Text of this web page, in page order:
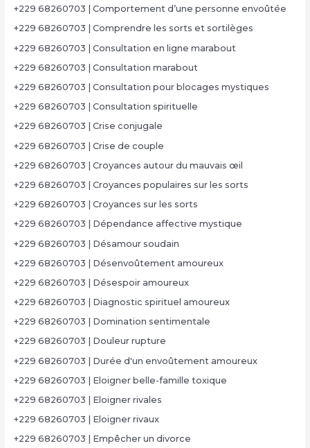
+229 68260703 | Comportement d’une personne envoûtée
+229 68260703 | Comprendre les sorts et sortilèges
+229 68260703 | Consultation en ligne marabout
+229 68260703 | Consultation marabout
+229 68260703 | Consultation pour blocages mystiques
+229 68260703 | Consultation spirituelle
+229 68260703 | Crise conjugale
+229 68260703 | Crise de couple
+229 68260703 | Croyances autour du mauvais œil
+229 68260703 | Croyances populaires sur les sorts
+229 68260703 | Croyances sur les sorts
+229 68260703 | Dépendance affective mystique
+229 68260703 | Désamour soudain
+229 68260703 | Désenvoûtement amoureux
+229 68260703 | Désespoir amoureux
+229 68260703 | Diagnostic spirituel amoureux
+229 68260703 | Domination sentimentale
+229 68260703 | Douleur rupture
+229 68260703 | Durée d'un envoûtement amoureux
+229 68260703 | Eloigner belle-famille toxique
+229 68260703 | Eloigner rivales
+229 68260703 | Eloigner rivaux
+229 68260703 | Empêcher un divorce